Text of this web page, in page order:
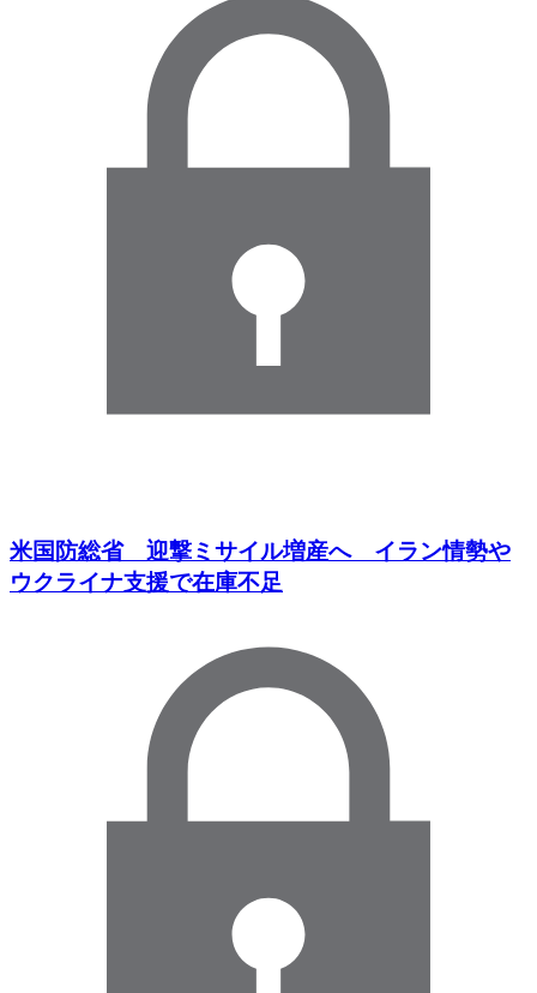
米国防総省 迎撃ミサイル増産へ イラン情勢や
ウクライナ支援で在庫不足